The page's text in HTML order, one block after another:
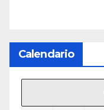
Calendario